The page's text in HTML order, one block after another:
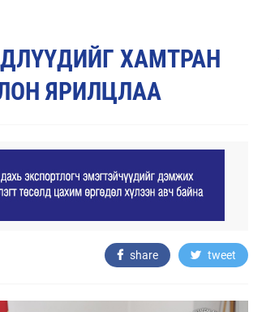
ХАМТРАН
ЯРИЛЦЛАА
share tweet